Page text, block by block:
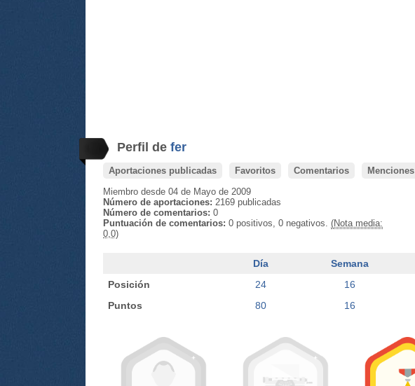
Perfil de fer
Aportaciones publicadas Favoritos Comentarios
Menciones
Miembro desde 04 de Mayo de 2009
Número de aportaciones: 2169 publicadas
Número de comentarios: 0
Puntuación de comentarios: 0 positivos, 0 negativos. (Nota media:
0,0)
Día Semana
Posición
24 16
Puntos
80 16